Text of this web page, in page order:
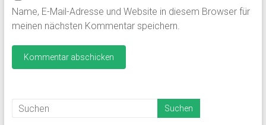
Name, E-Mail-Adresse und Website in diesem Browser für
meinen nächsten Kommentar speichern.